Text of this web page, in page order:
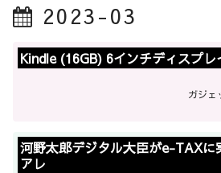
2023-03
Kindle (16GB) 6インチディスプレ
ガジェ
河野太郎デジタル大臣がe-TAXに
アレ